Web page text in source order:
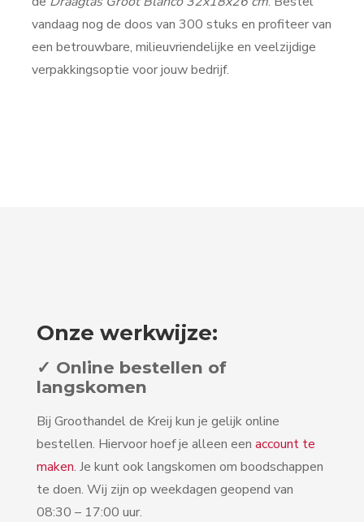
vandaag nog de doos van 300 stuks en profiteer van
een betrouwbare, milieuvriendelijke en veelzijdige
verpakkingsoptie voor jouw bedrijf.
Onze werkwijze:
✓ Online bestellen of
langskomen
Bij Groothandel de Kreij kun je gelijk online
bestellen. Hiervoor hoef je alleen een account te
maken. Je kunt ook langskomen om boodschappen
te doen. Wij zijn op weekdagen geopend van
08:30 – 17:00 uur.